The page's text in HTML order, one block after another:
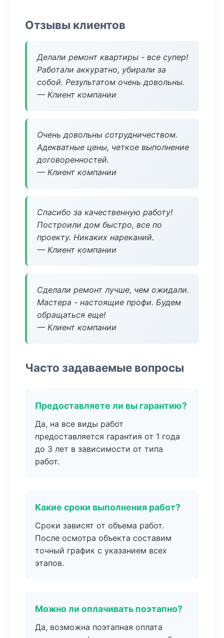
Отзывы клиентов
Делали ремонт квартиры - все супер!
Работали аккуратно, убирали за
собой. Результатом очень довольны.
— Клиент компании
Очень довольны сотрудничеством.
Адекватные цены, четкое выполнение
договоренностей.
— Клиент компании
Спасибо за качественную работу!
Построили дом быстро, все по
проекту. Никаких нареканий.
— Клиент компании
Сделали ремонт лучше, чем ожидали.
Мастера - настоящие профи. Будем
обращаться еще!
— Клиент компании
Часто задаваемые вопросы
Предоставляете ли вы гарантию?
Да, на все виды работ
предоставляется гарантия от 1 года
до 3 лет в зависимости от типа
работ.
Какие сроки выполнения работ?
Сроки зависят от объема работ.
После осмотра объекта составим
точный график с указанием всех
этапов.
Можно ли оплачивать поэтапно?
Да, возможна поэтапная оплата